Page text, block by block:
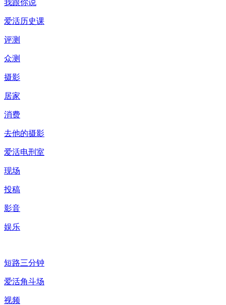
我跟你说
爱活历史课
评测
众测
摄影
居家
消费
去他的摄影
爱活电刑室
现场
投稿
影音
娱乐
短路三分钟
爱活角斗场
视频